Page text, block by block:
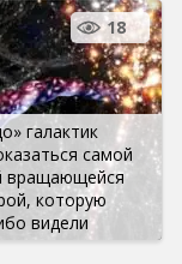
галактик
самой
вращающейся
которую
видели
18